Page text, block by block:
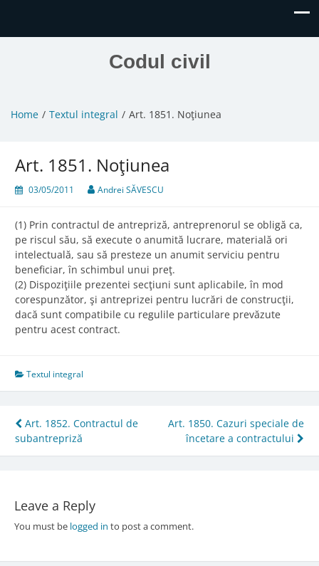
Codul civil
Home Textul integral Art. 1851. Noţiunea
Art. 1851. Noţiunea
03/05/2011 Andrei SĂVESCU
(1) Prin contractul de antrepriză, antreprenorul se obligă ca,
pe riscul său, să execute o anumită lucrare, materială ori
intelectuală, sau să presteze un anumit serviciu pentru
beneficiar, în schimbul unui preţ.
(2) Dispoziţiile prezentei secţiuni sunt aplicabile, în mod
corespunzător, şi antreprizei pentru lucrări de construcţii,
dacă sunt compatibile cu regulile particulare prevăzute
pentru acest contract.
Textul integral
Post
navigation
Art. 1852. Contractul de
subantrepriză
Art. 1850. Cazuri speciale de
încetare a contractului
Leave a Reply
You must be logged in to post a comment.